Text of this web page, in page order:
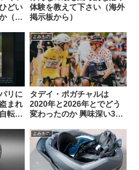
どい
（海
体験を教えて下さい（海外
掲示板から）
リに
まれ
転車
よみもの
タデイ・ポガチャルは
2020年と2026年とでどう
変わったのか 興味深い3つ
から）
よみもの